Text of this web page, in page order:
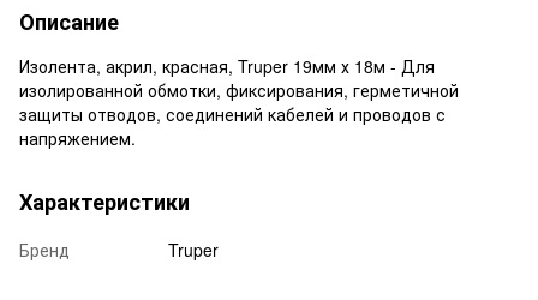
Описание
Изолента, акрил, красная, Truper 19мм х 18м - Для
изолированной обмотки, фиксирования, герметичной
защиты отводов, соединений кабелей и проводов с
напряжением.
Характеристики
Бренд Truper